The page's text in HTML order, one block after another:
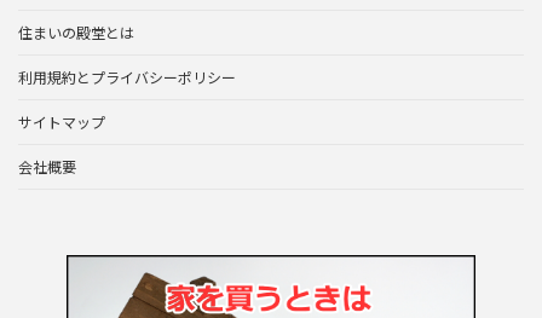
住まいの殿堂とは
利用規約とプライバシーポリシー
サイトマップ
会社概要